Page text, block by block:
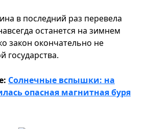
в последний раз перевела
останется на зимнем
закон окончательно не
государства.
Солнечные вспышки: на
опасная магнитная буря